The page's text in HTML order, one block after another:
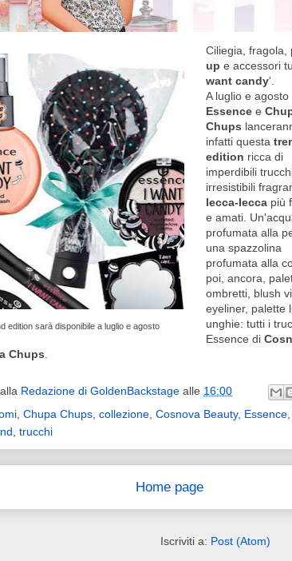
edition sarà disponibile a luglio e agosto
Ciliegia, fragola,
up e accessori
want candy'.
A luglio e agosto
Essence e
Chups
infatti questa
edition ricca di
imperdibili
irresistibili
lecca-lecca più
e amati.
profumata alla
una spazzolina
profumata alla
poi, ancora,
ombretti, blush
eyeliner, palette
unghie: tutti i
Essence di
Chups.
Redazione di GoldenBackstage alle 16:00
, Chupa Chups, collezione, Cosnova Beauty, Essence,
, trucchi
Home page
Iscriviti a: Post (Atom)